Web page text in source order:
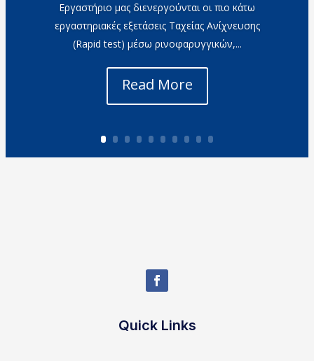
Εργαστήριο μας διενεργούνται οι πιο κάτω
εργαστηριακές εξετάσεις Ταχείας Ανίχνευσης
(Rapid test) μέσω ρινοφαρυγγικών,...
Read More
Quick Links